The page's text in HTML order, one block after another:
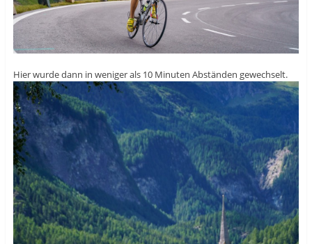
Hier wurde dann in weniger als 10 Minuten Abständen gewechselt.